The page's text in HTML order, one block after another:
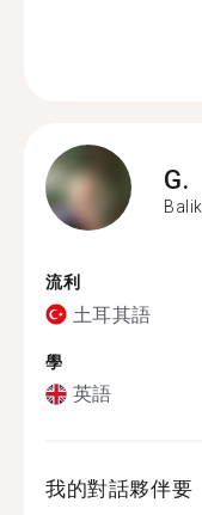
G.
流利
土耳其語
學
英語
我的對話夥伴要